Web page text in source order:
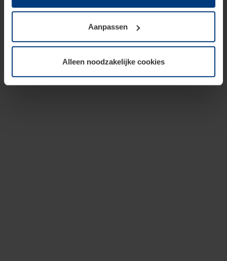
onze pagina's absoluut noodzakelijk is. Voor alle andere
soorten cookies is uw toestemming vereist. Uw
toestemming kunt u op elk moment bij de uitleg van de
wijzigen of herroepen.
Aanpassen
Alleen noodzakelijke cookies